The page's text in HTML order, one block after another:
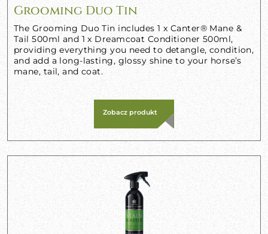
Grooming Duo Tin
The Grooming Duo Tin includes 1 x Canter® Mane &
Tail 500ml and 1 x Dreamcoat Conditioner 500ml,
providing everything you need to detangle, condition,
and add a long-lasting, glossy shine to your horse’s
mane, tail, and coat.
Zobacz produkt